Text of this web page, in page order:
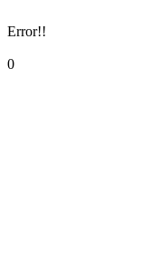
Error!!
0